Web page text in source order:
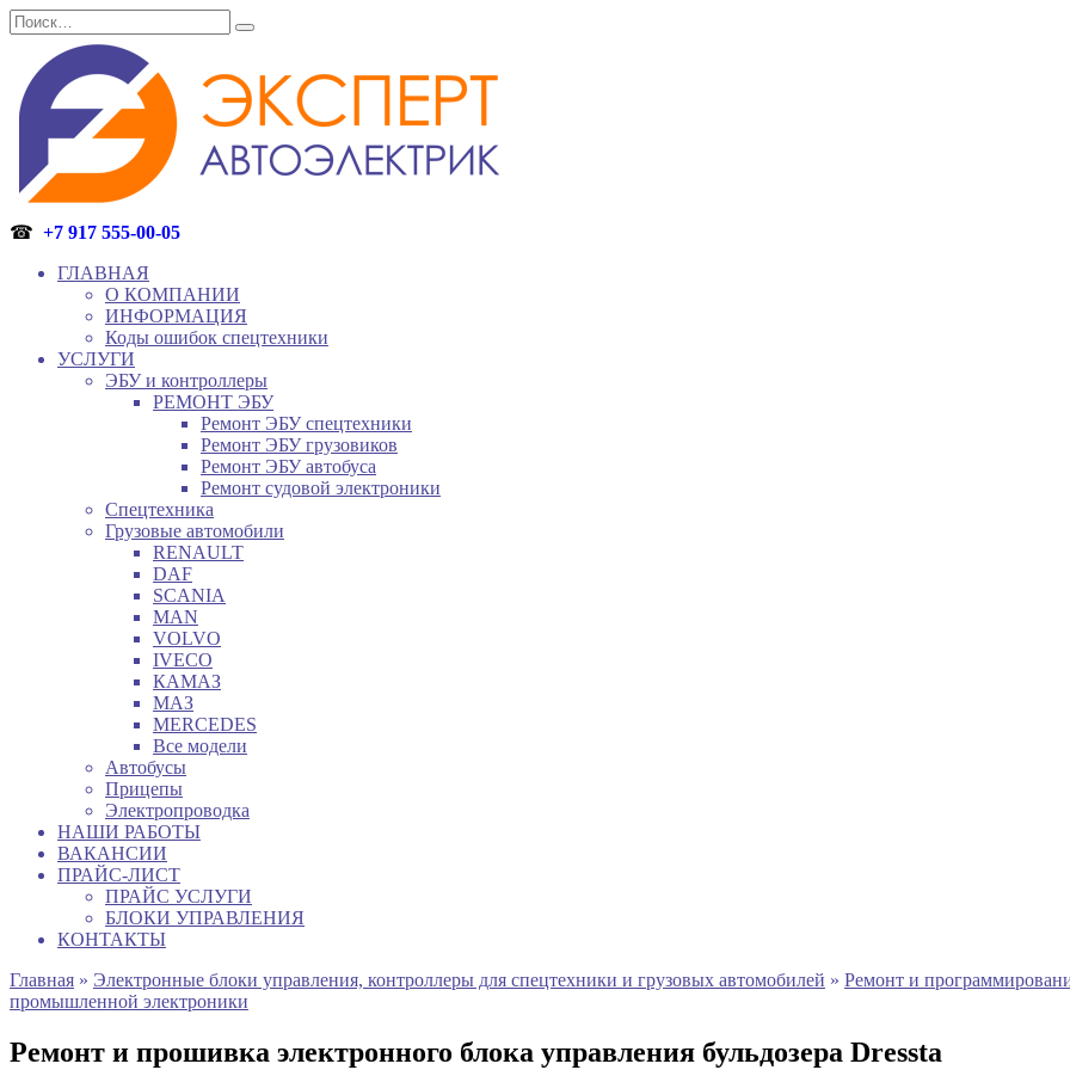
Перейти
к
содержанию
Search
for:
☎ +7 917 555-00-05
ГЛАВНАЯ
О КОМПАНИИ
ИНФОРМАЦИЯ
Коды ошибок спецтехники
УСЛУГИ
ЭБУ и контроллеры
РЕМОНТ ЭБУ
Ремонт ЭБУ спецтехники
Ремонт ЭБУ грузовиков
Ремонт ЭБУ автобуса
Ремонт судовой электроники
Спецтехника
Грузовые автомобили
RENAULT
DAF
SCANIA
MAN
VOLVO
IVECO
КАМАЗ
МАЗ
MERCEDES
Все модели
Автобусы
Прицепы
Электропроводка
НАШИ РАБОТЫ
ВАКАНСИИ
ПРАЙС-ЛИСТ
ПРАЙС УСЛУГИ
БЛОКИ УПРАВЛЕНИЯ
КОНТАКТЫ
Главная » Электронные блоки управления, контроллеры для спецтехники и грузовых автомобилей » Ремонт и
промышленной электроники
Ремонт и прошивка электронного блока управления бульдозера Dressta